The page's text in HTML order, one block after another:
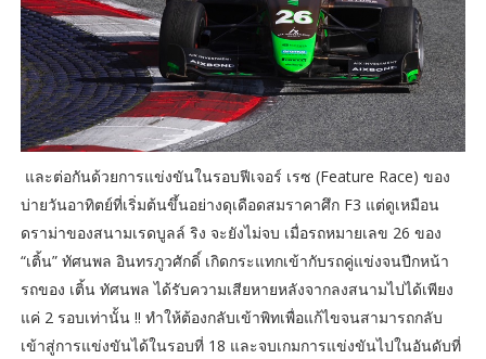
และต่อกันด้วยการแข่งขันในรอบฟีเจอร์ เรซ (Feature Race) ของ
บ่ายวันอาทิตย์ที่เริ่มต้นขึ้นอย่างดุเดือดสมราคาศึก F3 แต่ดูเหมือน
ดราม่าของสนามเรดบูลล์ ริง จะยังไม่จบ เมื่อรถหมายเลข 26 ของ
“เติ้น” ทัศนพล อินทรภูวศักดิ์ เกิดกระแทกเข้ากับรถคู่แข่งจนปีกหน้า
รถของ เติ้น ทัศนพล ได้รับความเสียหายหลังจากลงสนามไปได้เพียง
แค่ 2 รอบเท่านั้น !! ทำให้ต้องกลับเข้าพิทเพื่อแก้ไขจนสามารถกลับ
เข้าสู่การแข่งขันได้ในรอบที่ 18 และจบเกมการแข่งขันไปในอันดับที่